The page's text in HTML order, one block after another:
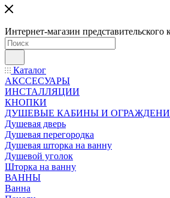
Интернет-магазин представительского
Каталог
АКССЕСУАРЫ
ИНСТАЛЛЯЦИИ
КНОПКИ
ДУШЕВЫЕ КАБИНЫ И
Душевая дверь
Душевая перегородка
Душевая шторка на ванну
Душевой уголок
Шторка на ванну
ВАННЫ
Ванна